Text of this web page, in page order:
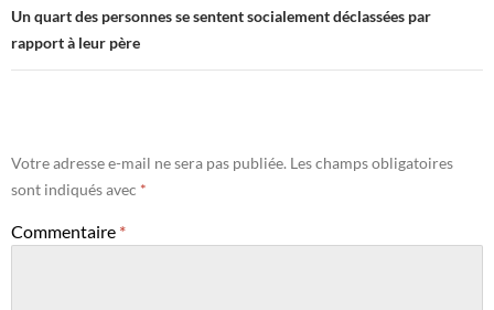
Un quart des personnes se sentent socialement déclassées par
rapport à leur père
Votre adresse e-mail ne sera pas publiée. Les champs obligatoires
sont indiqués avec *
Commentaire *